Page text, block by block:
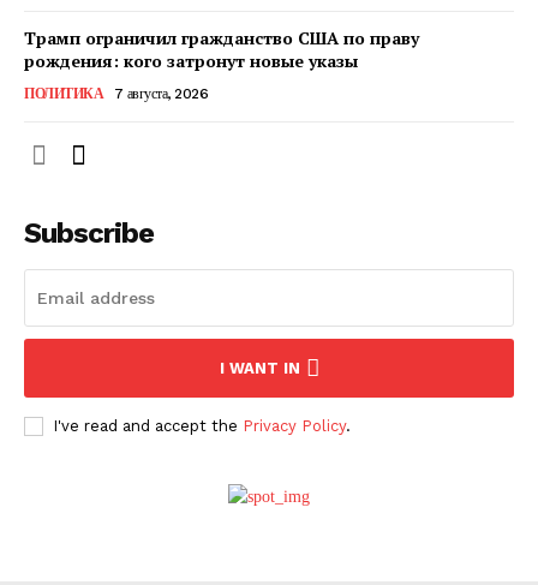
О нас
Политика конфиденциальности
Трамп ограничил гражданство США по праву
рождения: кого затронут новые указы
ПОЛИТИКА 7 августа, 2026
Subscribe
I WANT IN
I've read and accept the Privacy Policy.